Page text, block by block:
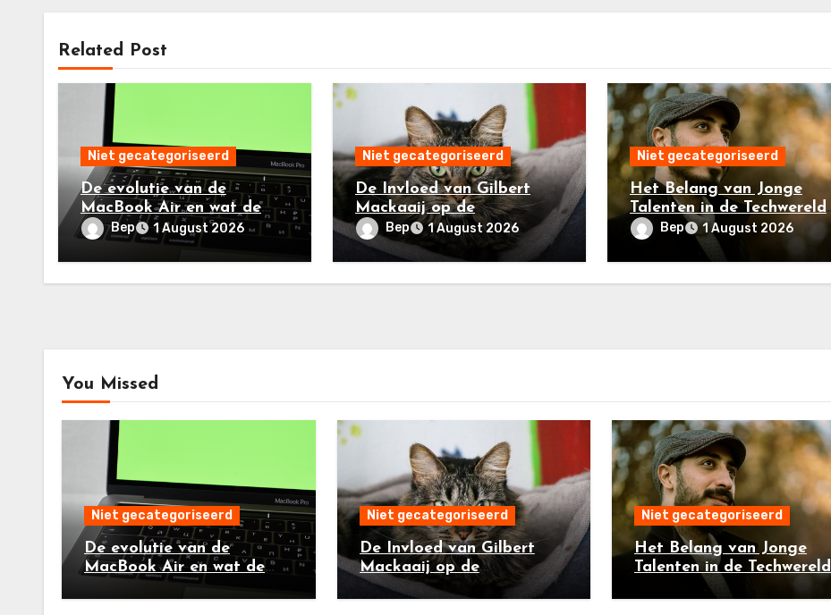
Related Post
Niet gecategoriseerd
De evolutie van de
MacBook Air en wat de
MacBook Air M4 brengt
Bep 1 August 2026
Niet gecategoriseerd
De Invloed van Gilbert
Mackaaij op de
Techsector: Een Overzicht
Bep 1 August 2026
Niet gecategoriseerd
Het Belang van Jonge
Talenten in de Techwereld:
Een Kijk op Ismael Saibari
Bep 1 August 2026
You Missed
Niet gecategoriseerd
De evolutie van de
MacBook Air en wat de
MacBook Air M4 brengt
Niet gecategoriseerd
De Invloed van Gilbert
Mackaaij op de
Techsector: Een Overzicht
Niet gecategoriseerd
Het Belang van Jonge
Talenten in de Techwereld:
Een Kijk op Ismael Saibari